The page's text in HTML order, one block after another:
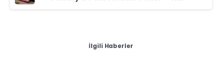
İlgili Haberler